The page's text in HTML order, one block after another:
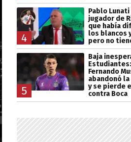
4
Pablo
jugador de
que había
los blancos
pero no
5
Baja
Fernando
abandonó
y se pierde
contra Boca